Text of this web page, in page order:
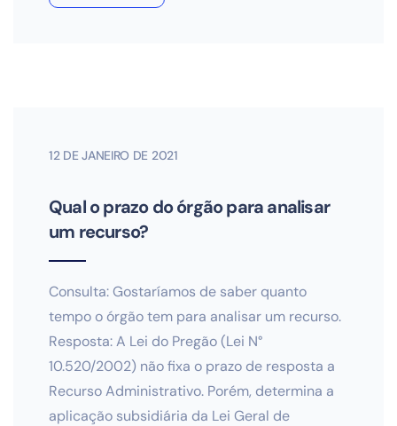
12 DE JANEIRO DE 2021
Qual o prazo do órgão para analisar
um recurso?
Consulta: Gostaríamos de saber quanto
tempo o órgão tem para analisar um recurso.
Resposta: A Lei do Pregão (Lei N°
10.520/2002) não fixa o prazo de resposta a
Recurso Administrativo. Porém, determina a
aplicação subsidiária da Lei Geral de